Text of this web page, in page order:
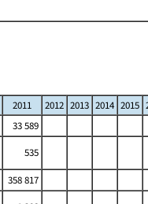
2011 2012 2013 2014 2015
33 589
535
358 817